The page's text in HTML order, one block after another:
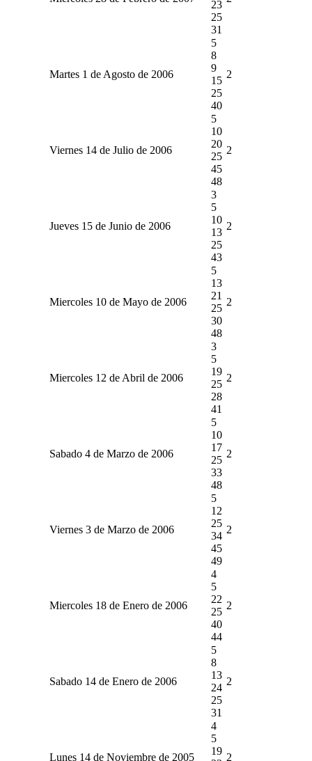
23
25
31
Martes 1 de Agosto de 2006
5
8
9
15
25
40
2
Viernes 14 de Julio de 2006
5
10
20
25
45
48
2
Jueves 15 de Junio de 2006
3
5
10
13
25
43
2
Miercoles 10 de Mayo de 2006
5
13
21
25
30
48
2
Miercoles 12 de Abril de 2006
3
5
19
25
28
41
2
Sabado 4 de Marzo de 2006
5
10
17
25
33
48
2
Viernes 3 de Marzo de 2006
5
12
25
34
45
49
2
Miercoles 18 de Enero de 2006
4
5
22
25
40
44
2
Sabado 14 de Enero de 2006
5
8
13
24
25
31
2
Lunes 14 de Noviembre de 2005
4
5
19
2